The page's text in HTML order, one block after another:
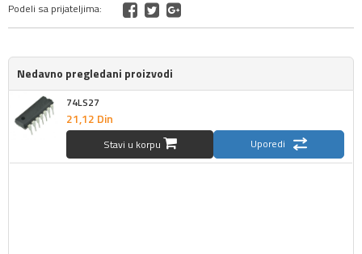
Podeli sa prijateljima:
Nedavno pregledani proizvodi
74LS27
21,12 Din
Stavi u korpu Uporedi